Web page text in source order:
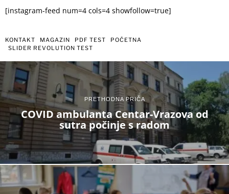
[instagram-feed num=4 cols=4 showfollow=true]
KONTAKT MAGAZIN PDF TEST
POČETNA
SLIDER REVOLUTION TEST
PRETHODNA PRIČA
COVID ambulanta Centar-Vrazova od
sutra počinje s radom